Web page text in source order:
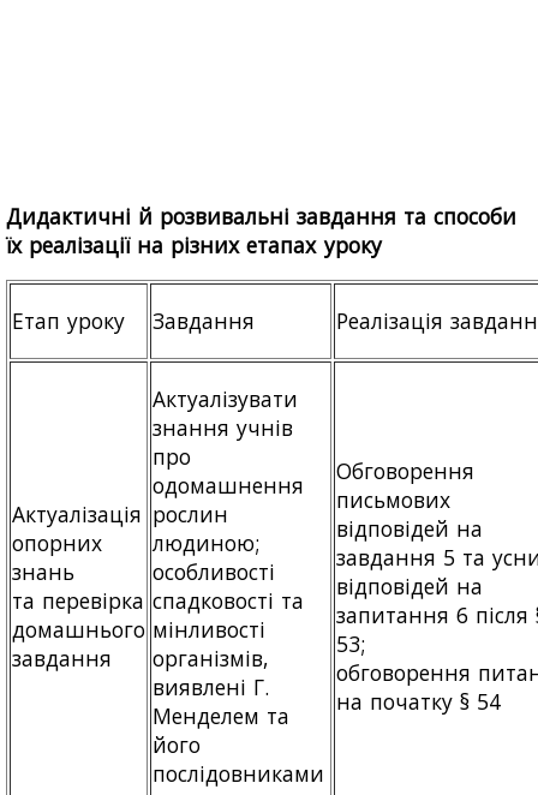
Дидактичні й розвивальні завдання та способи
їх реалізації на різних етапах уроку
Етап уроку Завдання Реалізація
Актуалізація
опорних
знань
та перевірка
домашнього
завдання
Актуалізувати
знання учнів
про
одомашнення
рослин
людиною;
особливості
спадковості та
мінливості
організмів,
виявлені Г.
Менделем та
його
послідовниками
Обговорення
письмових
відповідей на
завдання 5 та
відповідей на
запитання 6 після
53;
обговорення
на початку § 54